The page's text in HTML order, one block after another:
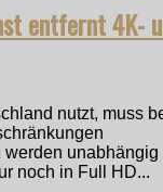
entfernt 4K-
nutzt, muss
unabhängig
noch in Full HD...